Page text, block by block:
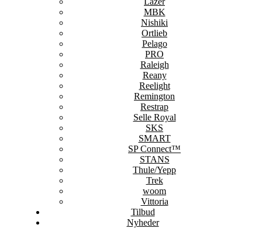
MBK
Nishiki
Ortlieb
Pelago
PRO
Raleigh
Reany
Reelight
Remington
Restrap
Selle Royal
SKS
SMART
SP Connect™
STANS
Thule/Yepp
Trek
woom
Vittoria
Tilbud
Nyheder